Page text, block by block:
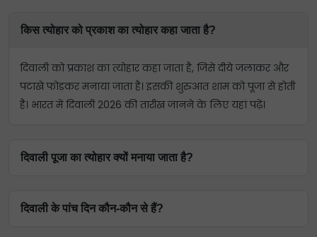
किस त्योहार को प्रकाश का त्योहार कहा जाता है?
दिवाली को प्रकाश का त्योहार कहा जाता है, जिसे दीये जलाकर और
पटाखे फोड़कर मनाया जाता है। इसकी शुरुआत शाम को पूजा से होती
है। भारत में दिवाली 2026 की तारीख जानने के लिए यहां पढ़ें।
दिवाली पूजा का त्योहार क्यों मनाया जाता है?
जाता है। यह मुख्य रूप से भगवान राम की रावण पर विजय और
दिवाली के पांच दिन कौन-कौन से हैं?